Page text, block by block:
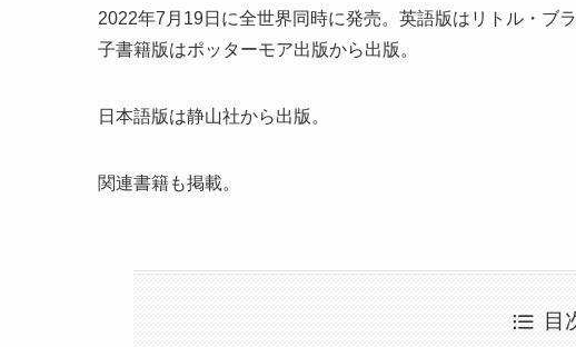
2022年7月19日に全世界同時に発売。英語版はリトル・ブ
子書籍版はポッターモア出版から出版。
日本語版は静山社から出版。
関連書籍も掲載。
目